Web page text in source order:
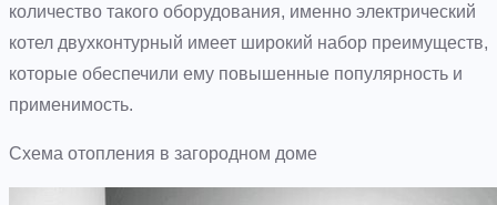
количество такого оборудования, именно электрический
котел двухконтурный имеет широкий набор преимуществ,
которые обеспечили ему повышенные популярность и
применимость.
Схема отопления в загородном доме